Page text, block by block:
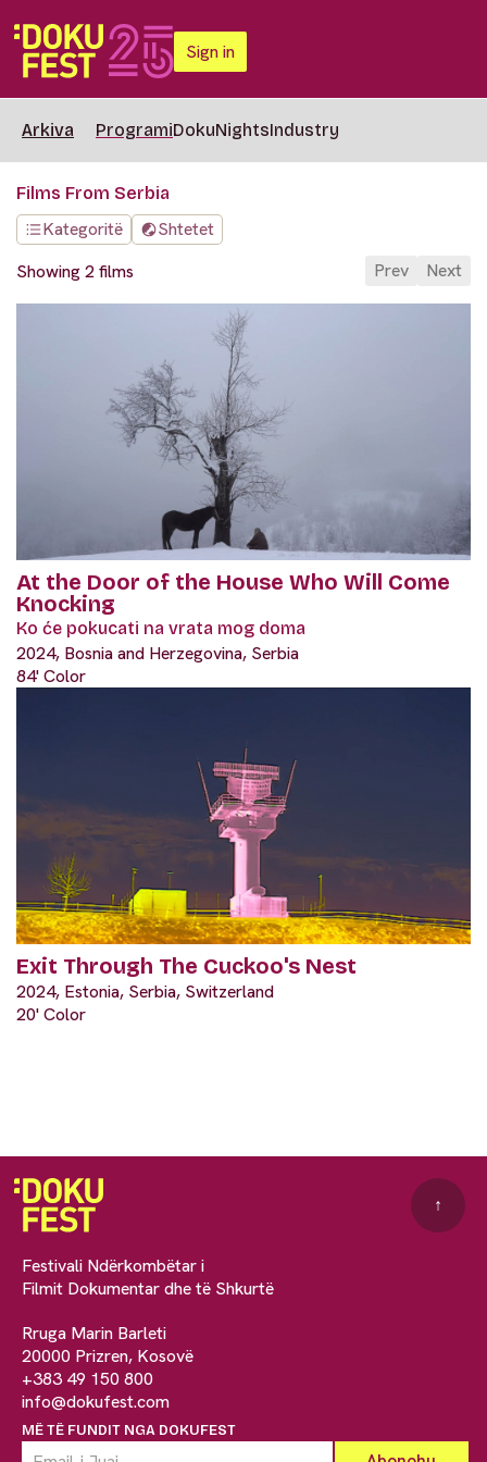
Sign in
Arkiva ProgramiDokuNightsIndustry
Films From Serbia
Kategoritë
Shtetet
Showing 2 films
Prev Next
At the Door of the House Who Will Come
Knocking
Ko će pokucati na vrata mog doma
2024, Bosnia and Herzegovina, Serbia
84' Color
Exit Through The Cuckoo's Nest
2024, Estonia, Serbia, Switzerland
20' Color
Festivali Ndërkombëtar i
Filmit Dokumentar dhe të Shkurtë
Rruga Marin Barleti
20000 Prizren, Kosovë
+383 49 150 800
info@dokufest.com
MË TË FUNDIT NGA DOKUFEST
↑